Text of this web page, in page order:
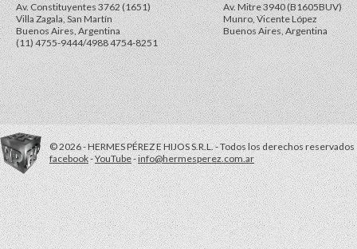
Av. Constituyentes 3762 (1651)
Villa Zagala, San Martín
Buenos Aires, Argentina
(11) 4755-9444/4988 4754-8251
Av. Mitre 3940 (B1605BUV)
Munro, Vicente López
Buenos Aires, Argentina
© 2026 - HERMES PÉREZ E HIJOS S.R.L. - Todos los derechos reservados
facebook-YouTube-info@hermesperez.com.ar